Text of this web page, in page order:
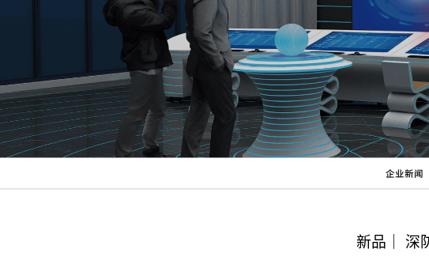
企业新闻
新品｜ 深